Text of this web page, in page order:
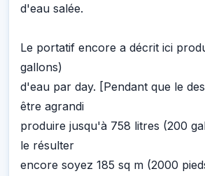
d'eau salée.
Le portatif encore a décrit ici
gallons)
d'eau par day. [Pendant que le
être agrandi
produire jusqu'à 758 litres (200
le résulter
encore soyez 185 sq m (2000